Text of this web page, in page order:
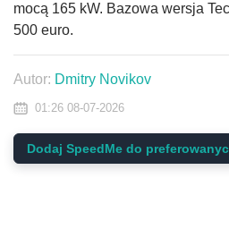
mocą 165 kW. Bazowa wersja
500 euro.
Autor: Dmitry Novikov
01:26 08-07-2026
Dodaj SpeedMe do